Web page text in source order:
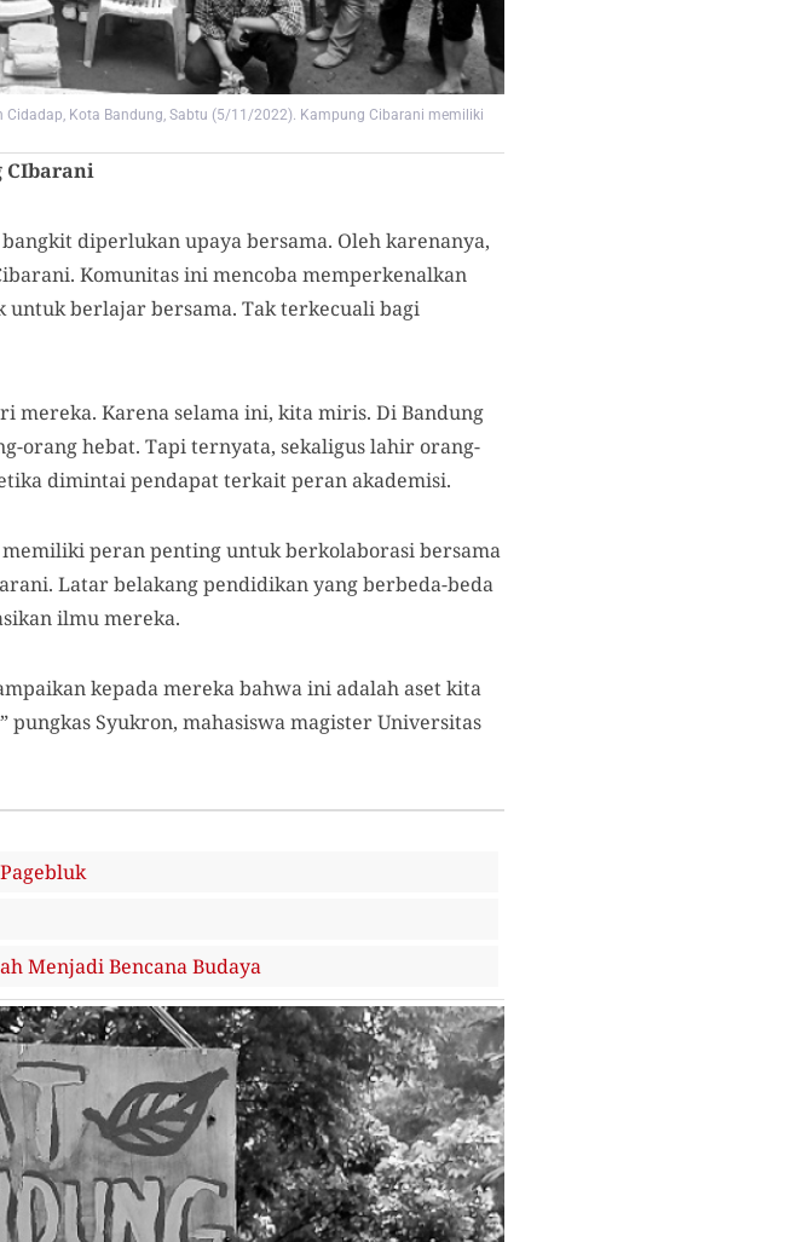
Kota Bandung, Sabtu (5/11/2022). Kampung Cibarani memiliki
CIbarani
angkit diperlukan upaya bersama. Oleh karenanya,
Komunitas ini mencoba memperkenalkan
untuk berlajar bersama. Tak terkecualibagi
mereka. Karena selama ini, kita miris. Di Bandung
orang hebat. Tapi ternyata, sekaligus lahir orang-
dimintai pendapat terkait peran akademisi.
memiliki peran penting untuk berkolaborasi bersama
Latar belakang pendidikan yang berbeda-beda
ilmu mereka.
kepada mereka bahwa ini adalah aset kita
”pungkas Syukron, mahasiswa magister Universitas
Menjadi Bencana Budaya